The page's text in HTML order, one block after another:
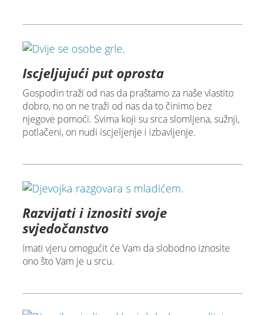
Iscjeljujući put oprosta
Gospodin traži od nas da praštamo za naše vlastito
dobro, no on ne traži od nas da to činimo bez
njegove pomoći. Svima koji su srca slomljena, sužnji,
potlačeni, on nudi iscjeljenje i izbavljenje.
Razvijati i iznositi svoje
svjedočanstvo
Imati vjeru omogućit će Vam da slobodno iznosite
ono što Vam je u srcu.